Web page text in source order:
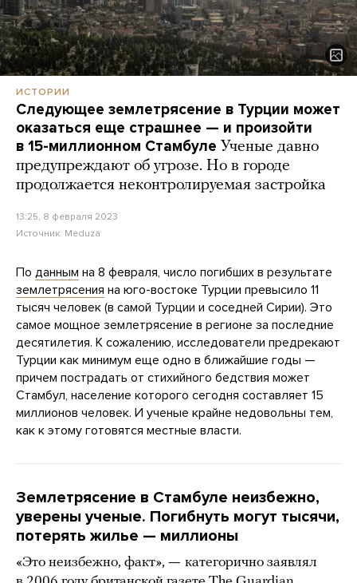
ИСТОРИИ
Следующее землетрясение в Турции может
оказаться еще страшнее — и произойти
в 15-миллионном Стамбуле Ученые давно
предупреждают об угрозе. Но в городе
продолжается неконтролируемая застройка
13:25, 8 февраля 2023
Источник: Meduza
По данным на 8 февраля, число погибших в результате
землетрясения на юго-востоке Турции превысило 11
тысяч человек (в самой Турции и соседней Сирии). Это
самое мощное землетрясение в регионе за последние
десятилетия. К сожалению, исследователи предрекают
Турции как минимум еще одно в ближайшие годы —
причем пострадать от стихийного бедствия может
Стамбул, население которого сегодня составляет 15
миллионов человек. И ученые крайне недовольны тем,
как к этому готовятся местные власти.
Землетрясение в Стамбуле неизбежно,
уверены ученые. Погибнуть могут тысячи,
потерять жилье — миллионы
«Это неизбежно, факт», — категорично заявлял